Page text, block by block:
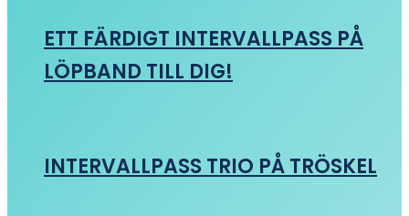
ETT FÄRDIGT INTERVALLPASS PÅ
LÖPBAND TILL DIG!
INTERVALLPASS TRIO PÅ TRÖSKEL